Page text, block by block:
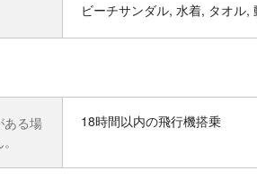
ビーチサンダル, 水着, タオル,
ある場
18時間以内の飛行機搭乗